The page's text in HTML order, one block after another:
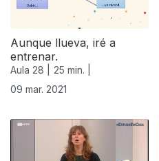
Aunque llueva, iré a
entrenar.
Aula 28 |
25 min. |
09 mar. 2021